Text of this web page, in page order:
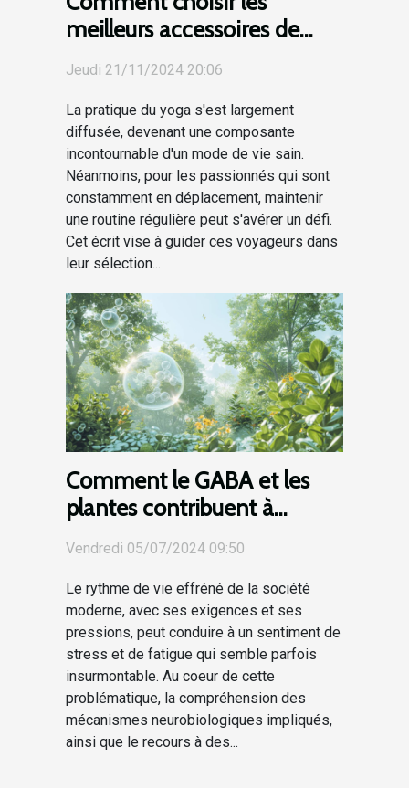
meilleurs accessoires de
yoga pour vos voyages
Jeudi 21/11/2024 20:06
La pratique du yoga s'est largement
diffusée, devenant une composante
incontournable d'un mode de vie sain.
Néanmoins, pour les passionnés qui sont
constamment en déplacement, maintenir
une routine régulière peut s'avérer un défi.
Cet écrit vise à guider ces voyageurs dans
leur sélection...
Comment le GABA et les
plantes contribuent à
Vendredi 05/07/2024 09:50
Le rythme de vie effréné de la société
moderne, avec ses exigences et ses
pressions, peut conduire à un sentiment de
stress et de fatigue qui semble parfois
insurmontable. Au coeur de cette
problématique, la compréhension des
mécanismes neurobiologiques impliqués,
ainsi que le recours à des...